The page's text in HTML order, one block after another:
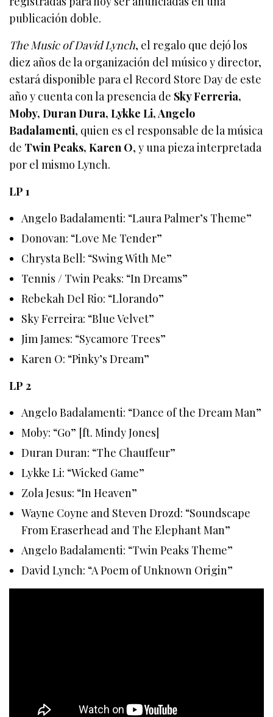
publicación doble.
The Music of David Lynch, el regalo que dejó los
diez años de la organización del músico y director,
estará disponible para el Record Store Day de este
año y cuenta con la presencia de Sky Ferreria,
Moby, Duran Dura, Lykke Li, Angelo
Badalamenti, quien es el responsable de la música
de Twin Peaks, Karen O, y una pieza interpretada
por el mismo Lynch.
LP 1
Angelo Badalamenti: “Laura Palmer’s Theme”
Donovan: “Love Me Tender”
Chrysta Bell: “Swing With Me”
Tennis / Twin Peaks: “In Dreams”
Rebekah Del Rio: “Llorando”
Sky Ferreira: “Blue Velvet”
Jim James: “Sycamore Trees”
Karen O: “Pinky’s Dream”
LP 2
Angelo Badalamenti: “Dance of the Dream Man”
Moby: “Go” [ft. Mindy Jones]
Duran Duran: “The Chauffeur”
Lykke Li: “Wicked Game”
Zola Jesus: “In Heaven”
Wayne Coyne and Steven Drozd: “Soundscape
From Eraserhead and The Elephant Man”
Angelo Badalamenti: “Twin Peaks Theme”
David Lynch: “A Poem of Unknown Origin”